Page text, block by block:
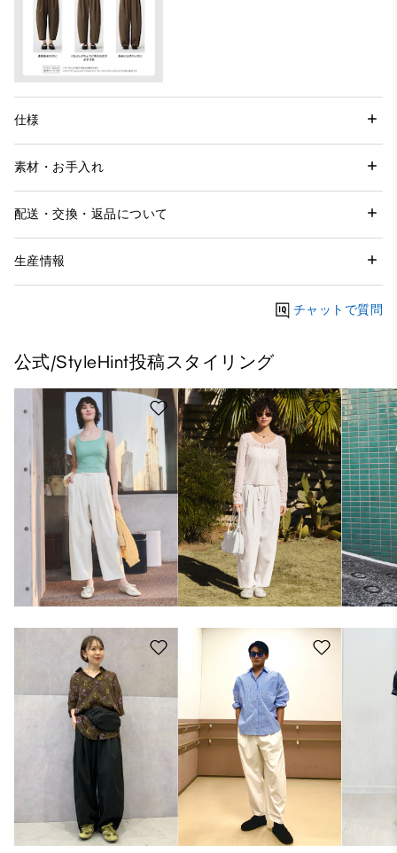
仕様
素材・お手入れ
配送・交換・返品について
生産情報
チャットで質問
公式/StyleHint投稿スタイリング